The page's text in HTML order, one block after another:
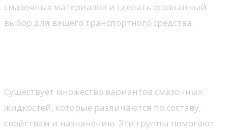
смазочных материалов и сделать осознанный
выбор для вашего транспортного средства.
Существует множество вариантов смазочных
жидкостей, которые различаются по составу,
свойствам и назначению. Эти группы помогают